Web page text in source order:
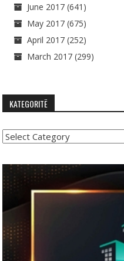
June 2017 (641)
May 2017 (675)
April 2017 (252)
March 2017 (299)
KATEGORITË
Kategoritë